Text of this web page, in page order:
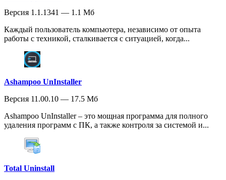
Версия 1.1.1341 — 1.1 Мб
Каждый пользователь компьютера, независимо от опыта
работы с техникой, сталкивается с ситуацией, когда...
Ashampoo UnInstaller
Версия 11.00.10 — 17.5 Мб
Ashampoo UnInstaller – это мощная программа для полного
удаления программ с ПК, а также контроля за системой и...
Total Uninstall